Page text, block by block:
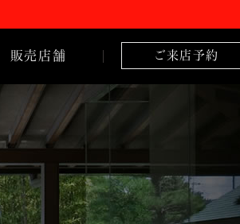
販売店舗 ご来店予約